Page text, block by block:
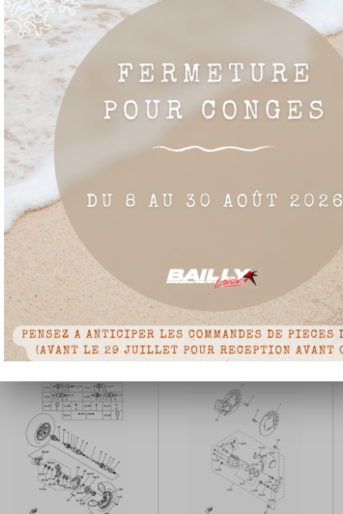
BRAS ARRIERE
Détails du produit
ARBRE DE TRANSMISSION
Prix
de
 Détails du produit
SUSPENSION AVANT & ROUE
Prix
de
 Détails du produit
DIRECTION
Prix
de
 Détails du produit